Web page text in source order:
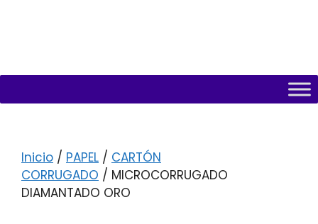
Inicio / PAPEL / CARTÓN
CORRUGADO / MICROCORRUGADO
DIAMANTADO ORO